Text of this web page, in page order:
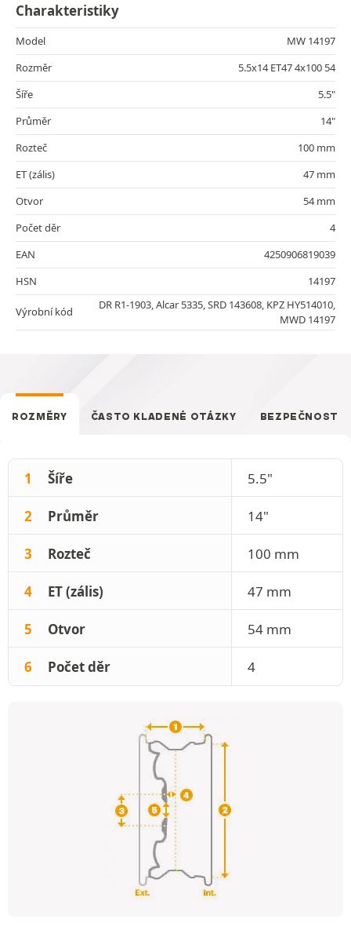
Charakteristiky
Model
MW 14197
Rozměr
5.5x14 ET47 4x100 54
Šíře
5.5"
Průměr
14"
Rozteč
100 mm
ET (zális)
47 mm
Otvor
54 mm
Počet děr
4
EAN
4250906819039
HSN
14197
Výrobní kód
DR R1-1903, Alcar 5335, SRD 143608, KPZ HY514010,
MWD 14197
ROZMĚRY ČASTO KLADENÉ OTÁZKY BEZPEČNOST
1 Šíře 5.5"
2 Průměr 14"
3 Rozteč 100 mm
4 ET (zális) 47 mm
5 Otvor 54 mm
6 Počet děr 4